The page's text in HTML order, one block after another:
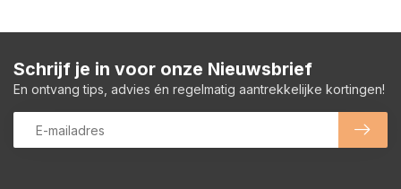
Schrijf je in voor onze Nieuwsbrief
En ontvang tips, advies én regelmatig aantrekkelijke kortingen!